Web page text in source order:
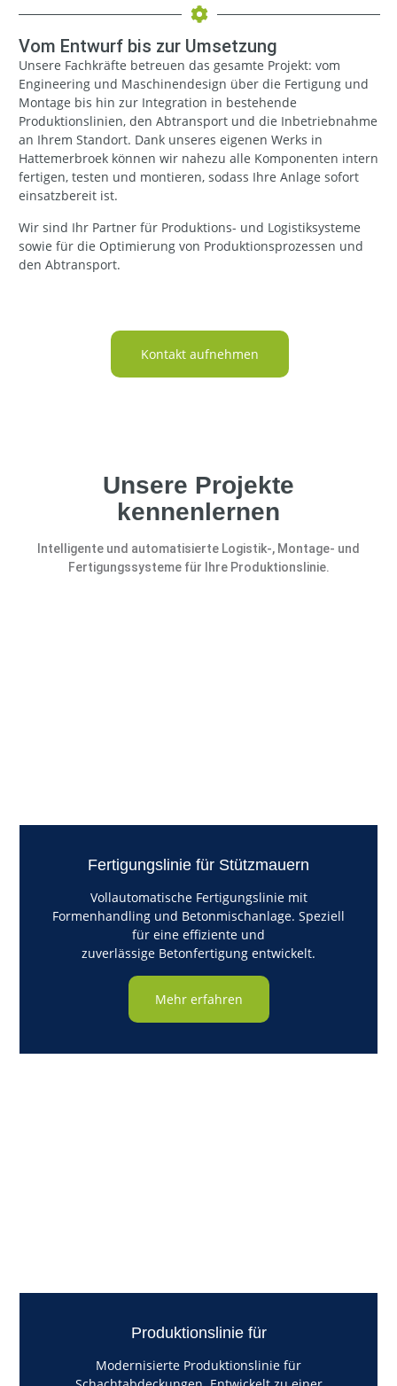
Vom Entwurf bis zur Umsetzung
Unsere Fachkräfte betreuen das gesamte Projekt: vom
Engineering und Maschinendesign über die Fertigung und
Montage bis hin zur Integration in bestehende
Produktionslinien, den Abtransport und die Inbetriebnahme
an Ihrem Standort. Dank unseres eigenen Werks in
Hattemerbroek können wir nahezu alle Komponenten intern
fertigen, testen und montieren, sodass Ihre Anlage sofort
einsatzbereit ist.
Wir sind Ihr Partner für Produktions- und Logistiksysteme
sowie für die Optimierung von Produktionsprozessen und
den Abtransport.
Kontakt aufnehmen
Unsere Projekte
kennenlernen
Intelligente und automatisierte Logistik-, Montage- und
Fertigungssysteme für Ihre Produktionslinie.
Fertigungslinie für Stützmauern
Vollautomatische Fertigungslinie mit
Formenhandling und Betonmischanlage. Speziell
für eine effiziente und
zuverlässige Betonfertigung entwickelt.
Mehr erfahren
Produktionslinie für
Modernisierte Produktionslinie für